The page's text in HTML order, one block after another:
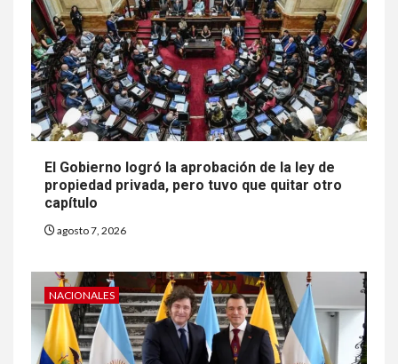
El Gobierno logró la aprobación de la ley de
propiedad privada, pero tuvo que quitar otro
capítulo
agosto 7, 2026
NACIONALES